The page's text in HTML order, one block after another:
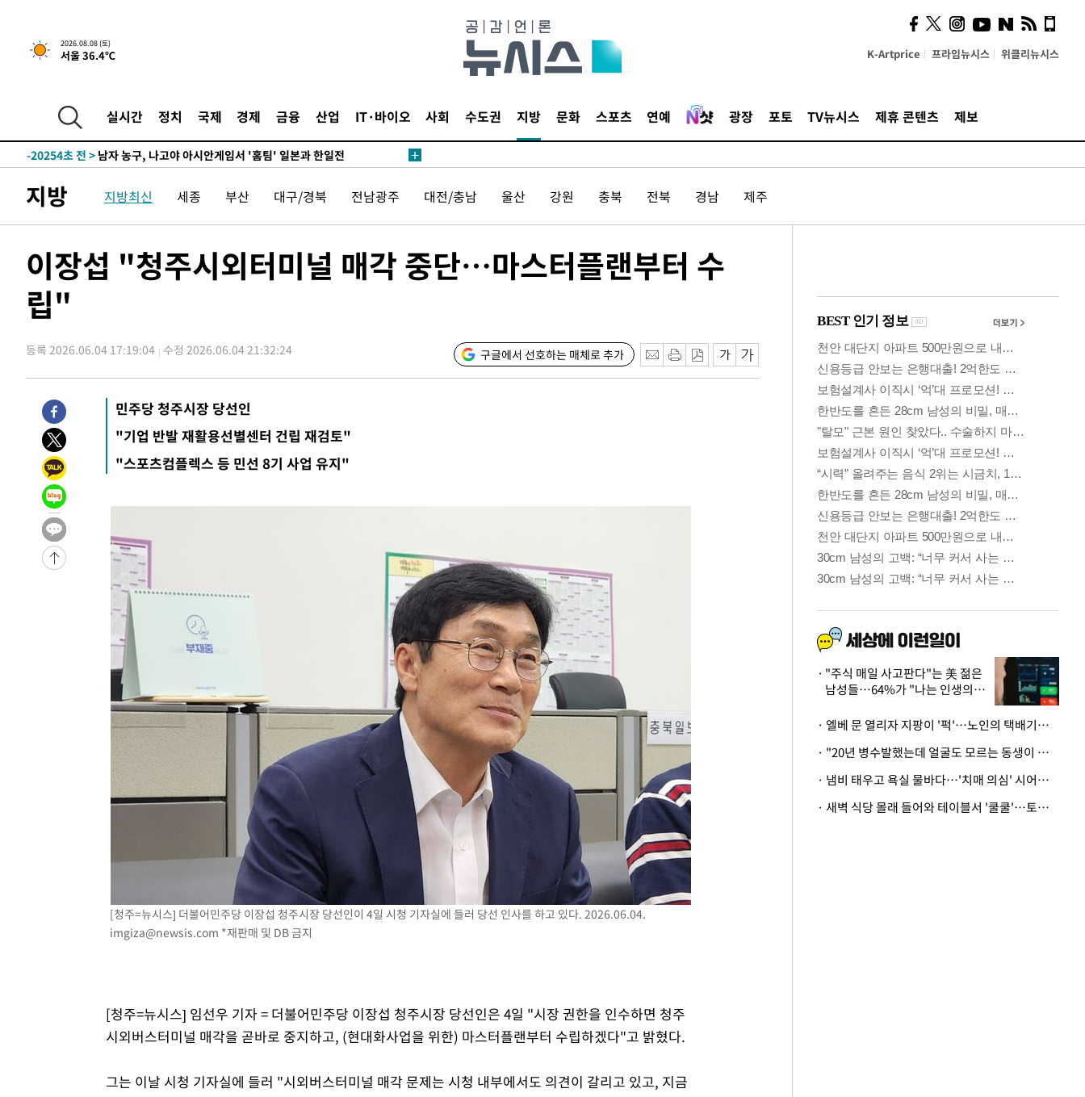
2026.08.08 (토)
서울 36.4℃ K-Artprice 프라임뉴시스 위클리뉴시스
실시간 정치 국제 경제 금융 산업 IT·바이오 사회 수도권 지방 문화 스포츠 연예 광장 포토 TV뉴시스 제휴 콘텐츠 제보
1시간 전 >[속보]뉴욕증시 상승 마감…S&P 0.6% 나스닥 1.3%↑
-25010초 전 >
백운산서 80년근 천종산삼 9뿌리 발견…감정가 1.3억원
-22720초 전 >
-20254초 전 > 남자 농구, 나고야 아시안게임서 '홈팀' 일본과 한일전
-15857초 전 >
극한폭염 한풀 꺾이지만…'낮 최고 35도' 무더위, 열대야 계속[다음
-12875초 전 >축구협회 "압수수색·성접대 논란 사과…쇄신의 기회로 삼겠다"
송"
-13초 전 >'최고 37도' 폭염 지속…강원동해안 최대 150㎜ 비
1시간 전 >
-28903초 전 >
-22720초 전 >선재도서 해루질 나섰다 실종 60대, 닷새 만에 숨진 채 발견
-20254초 전 >남자 농구, 나고야 아시안게임서 '홈팀' 일본과 한일전
-19630초 전 >
여수 오동도 해상서 모터보트 전복…1명 사망·1명 실종
-15857초 전 >
극한폭염 한풀 꺾이지만…'낮 최고 35도' 무더위, 열대야 계속[다음
주 날씨]
-12875초 전 >
-11392초 전 >
[속보]'압수수색·성접대 논란' 축구협회 "실망과 걱정 안겨드려 죄
송"
-13초 전 >
1시간 전 >
지방 지방최신 세종 부산 대구/경북 전남광주 대전/충남 울산 강원 충북 전북 경남 제주
이장섭 "청주시외터미널 매각 중단…마스터플랜부터 수
립"
등록 2026.06.04 17:19:04 수정 2026.06.04 21:32:24 구글에서 선호하는 매체로 추가
민주당 청주시장 당선인
"기업 반발 재활용선별센터 건립 재검토"
"스포츠컴플렉스 등 민선 8기 사업 유지"
[청주=뉴시스] 더불어민주당 이장섭 청주시장 당선인이 4일 시청 기자실에 들러 당선 인사를 하고 있다. 2026.06.04.
imgiza@newsis.com *재판매 및 DB 금지
[청주=뉴시스] 임선우 기자 = 더불어민주당 이장섭 청주시장 당선인은 4일 "시장 권한을 인수하면 청주
시외버스터미널 매각을 곧바로 중지하고, (현대화사업을 위한) 마스터플랜부터 수립하겠다"고 밝혔다.
그는 이날 시청 기자실에 들러 "시외버스터미널 매각 문제는 시청 내부에서도 의견이 갈리고 있고, 지금
사이 해답 찾았죠"…알을
깨고 나온 '초자아'
"주식 매일 사고판다"는 美 젊은
남성들…64%가 "나는 인생의
· 엘베 문 열리자 지팡이 '퍽'…노인의 택배기사 폭행 이유
· "20년 병수발했는데 얼굴도 모르는 동생이 유산 절반을"…배다른 형제 상속권 있을까
· 냄비 태우고 욕실 물바다…'치매 의심' 시어머니 검사 권유했다가 '날벼락'
· 새벽 식당 몰래 들어와 테이블서 '쿨쿨'…토사물 남기고 사라진 남성